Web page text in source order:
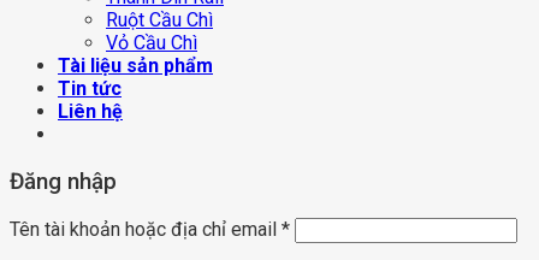
Ruột Cầu Chì
Vỏ Cầu Chì
Tài liệu sản phẩm
Tin tức
Liên hệ
Đăng nhập
Tên tài khoản hoặc địa chỉ email *